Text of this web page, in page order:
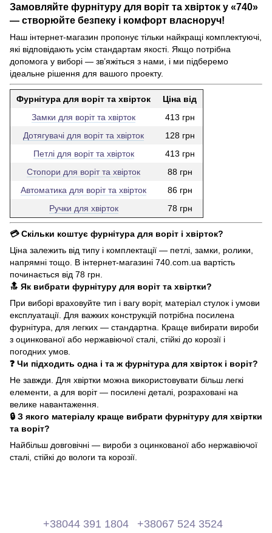
Замовляйте фурнітуру для воріт та хвірток у «740»
— створюйте безпеку і комфорт власноруч!
Наш інтернет-магазин пропонує тільки найкращі комплектуючі,
які відповідають усім стандартам якості. Якщо потрібна
допомога у виборі — зв’яжіться з нами, і ми підберемо
ідеальне рішення для вашого проекту.
Фурнітура для воріт та хвірток
Ціна від
Замки для воріт та хвірток
413 грн
Дотягувачі для воріт та хвірток
128 грн
Петлі для воріт та хвірток
413 грн
Стопори для воріт та хвірток
88 грн
Автоматика для воріт та хвірток
86 грн
Ручки для хвірток
78 грн
💳 Скільки коштує фурнітура для воріт і хвірток?
Ціна залежить від типу і комплектації — петлі, замки, ролики,
напрямні тощо. В інтернет-магазині 740.com.ua вартість
починається від 78 грн.
🔝 Як вибрати фурнітуру для воріт та хвіртки?
При виборі враховуйте тип і вагу воріт, матеріал стулок і умови
експлуатації. Для важких конструкцій потрібна посилена
фурнітура, для легких — стандартна. Краще вибирати вироби
з оцинкованої або нержавіючої сталі, стійкі до корозії і
погодних умов.
❓ Чи підходить одна і та ж фурнітура для хвірток і воріт?
Не завжди. Для хвіртки можна використовувати більш легкі
елементи, а для воріт — посилені деталі, розраховані на
велике навантаження.
🔒 З якого матеріалу краще вибрати фурнітуру для хвіртки
та воріт?
Найбільш довговічні — вироби з оцинкованої або нержавіючої
сталі, стійкі до вологи та корозії.
+38044 391 1804 +38067 524 3524